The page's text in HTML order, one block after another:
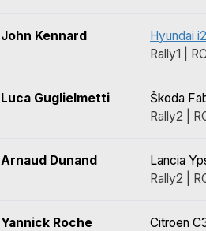
John Kennard
Hyundai
Rally1 |
Luca Guglielmetti
Škoda
Rally2 |
Arnaud Dunand
Lancia
Rally2 |
Yannick Roche
Citroen